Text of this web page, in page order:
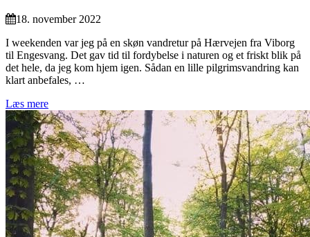
18. november 2022
I weekenden var jeg på en skøn vandretur på Hærvejen fra Viborg
til Engesvang. Det gav tid til fordybelse i naturen og et friskt blik på
det hele, da jeg kom hjem igen. Sådan en lille pilgrimsvandring kan
klart anbefales, …
Læs mere